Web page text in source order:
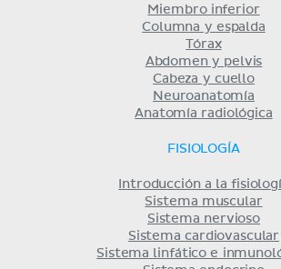
Miembro inferior
Columna y espalda
Tórax
Abdomen y pelvis
Cabeza y cuello
Neuroanatomía
Anatomía radiológica
FISIOLOGÍA
Introducción a la
Sistema muscular
Sistema nervioso
Sistema cardiovascular
Sistema linfático e